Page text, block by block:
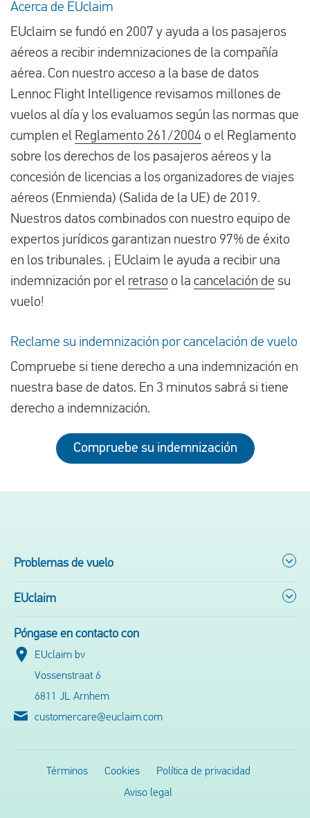
Acerca de EUclaim
EUclaim se fundó en 2007 y ayuda a los pasajeros
aéreos a recibir indemnizaciones de la compañía
aérea. Con nuestro acceso a la base de datos
Lennoc Flight Intelligence revisamos millones de
vuelos al día y los evaluamos según las normas que
cumplen el Reglamento 261/2004 o el Reglamento
sobre los derechos de los pasajeros aéreos y la
concesión de licencias a los organizadores de viajes
aéreos (Enmienda) (Salida de la UE) de 2019.
Nuestros datos combinados con nuestro equipo de
expertos jurídicos garantizan nuestro 97% de éxito
en los tribunales. ¡ EUclaim le ayuda a recibir una
indemnización por el retraso o la cancelación de su
vuelo!
Reclame su indemnización por cancelación de vuelo
Compruebe si tiene derecho a una indemnización en
nuestra base de datos. En 3 minutos sabrá si tiene
derecho a indemnización.
Compruebe su indemnización
Problemas de vuelo
EUclaim
Póngase en contacto con
EUclaim bv
Vossenstraat 6
6811 JL Arnhem
customercare@euclaim.com
Términos Cookies
Política de privacidad
Aviso legal